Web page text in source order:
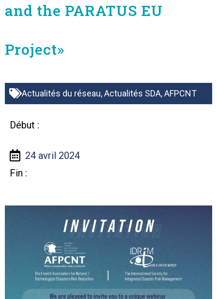
and the PARATUS EU
Project»
Actualités du réseau,Actualités SDA,AFPCNT
Début :
24 avril 2024
Fin :